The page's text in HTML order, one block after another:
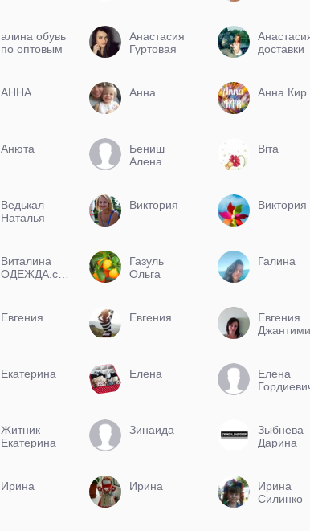
алина обувь
по оптовым
Анастасия
Гуртовая
доставки
АННА Анна Анна Кир
Анюта
Бениш
Алена
Віта
Ведькал
Наталья
Виктория Виктория
Виталина
ОДЕЖДА.com
Газуль
Ольга
Галина
Евгения Евгения
Евгения
Екатерина Елена
Елена
Житник
Екатерина
Зинаида
Зыбнева
Дарина
Ирина Ирина
Ирина
Силинко